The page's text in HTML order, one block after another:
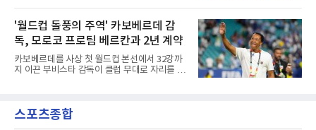
를 되돌리지 못했고, 튀니지는 3전 전패로 탈락
했다.이력 자체는 두텁다. 잠비아
를 4경기 상대가 모두 정해졌다.일정은 추석 연
휴를 앞둔 9월 24일 에콰도르전, 28일 우루과이
전 순이다. 앞서 공개된 대로 10월 2일에는 베네
수엘라, 6일에는 우즈베키스탄과 만난다. 2026
북중미 월드컵을 마친 뒤 홍명보 감독이 물러난
한국은 임시 감독 체제로 이 일정을 소화한다.에
콰도르는 FIFA 랭킹 25위로 32위인 한국보다 앞
다음인 2위로 본선 티켓을 확보했다. 본선에서
는 독일을 제압하고 32강
'월드컵 돌풍의 주역' 카보베르데 감
독, 모로코 프로팀 베르칸과 2년 계약
카보베르데를 사상 첫 월드컵 본선에서 32강까
지 이끈 부비스타 감독이 클럽 무대로 자리를 옮
2년으로, 튀니지 대표팀으로 떠난 모인 차아바
니의 후임이다.겸직 가능성도 거론됐다. 부비스
스포츠종합